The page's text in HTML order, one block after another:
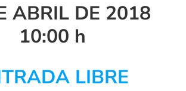
ABRIL DE 2018
10:00 h
LIBRE